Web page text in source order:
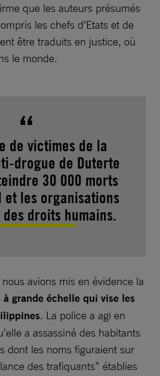
que les auteurs présumés
les chefs d’Etats et de
être traduits en justice, où
le monde.
de victimes de la
drogue de Duterte
30 000 morts
et les organisations
droits humains.
avions mis en évidence la
grande échelle qui vise les
. La police a agi en
a assassiné des habitants
dont les noms figuraient sur
des trafiquants” établies